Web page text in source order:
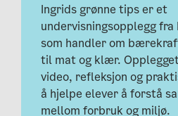
Ingrids grønne tips er et
undervisningsopplegg
som handler om
til mat og klær.
video, refleksjon og
å hjelpe elever å forstå
mellom forbruk og miljø.